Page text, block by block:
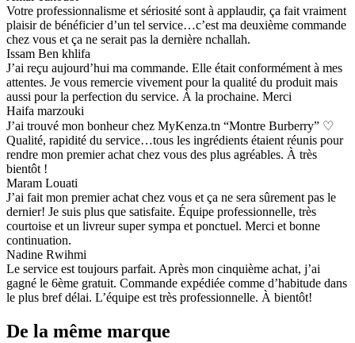
Votre professionnalisme et sériosité sont à applaudir, ça fait vraiment
plaisir de bénéficier d’un tel service…c’est ma deuxième commande
chez vous et ça ne serait pas la dernière nchallah.
Issam Ben khlifa
J’ai reçu aujourd’hui ma commande. Elle était conformément à mes
attentes. Je vous remercie vivement pour la qualité du produit mais
aussi pour la perfection du service. À la prochaine. Merci
Haifa marzouki
J’ai trouvé mon bonheur chez MyKenza.tn “Montre Burberry” ♡
Qualité, rapidité du service…tous les ingrédients étaient réunis pour
rendre mon premier achat chez vous des plus agréables. À très
bientôt !
Maram Louati
J’ai fait mon premier achat chez vous et ça ne sera sûrement pas le
dernier! Je suis plus que satisfaite. Équipe professionnelle, très
courtoise et un livreur super sympa et ponctuel. Merci et bonne
continuation.
Nadine Rwihmi
Le service est toujours parfait. Après mon cinquième achat, j’ai
gagné le 6ème gratuit. Commande expédiée comme d’habitude dans
le plus bref délai. L’équipe est très professionnelle. À bientôt!
De la même marque